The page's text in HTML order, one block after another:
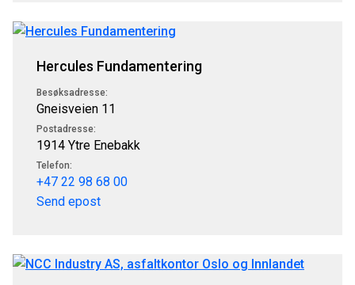
Hercules Fundamentering
Besøksadresse:
Gneisveien 11
Postadresse:
1914 Ytre Enebakk
Telefon:
+47 22 98 68 00
Send epost